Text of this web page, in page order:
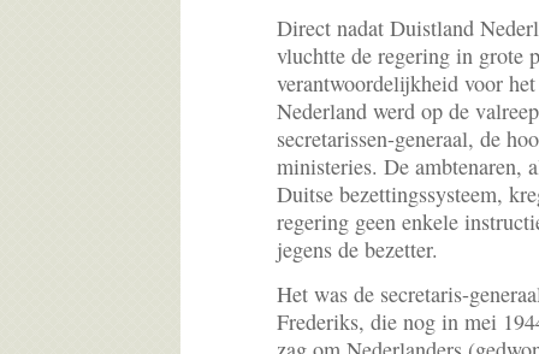
Direct nadat Duistland
vluchtte de regering in grote
verantwoordelijkheid voor
Nederland werd op de
secretarissen-generaal, de
ministeries. De ambtenaren,
Duitse bezettingssysteem,
regering geen enkele
jegens de bezetter.
Het was de secretaris-
Frederiks, die nog in mei